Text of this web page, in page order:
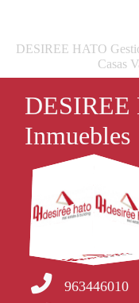
DESIREE HATO
Casas
DESIREE
Inmuebles
963446010